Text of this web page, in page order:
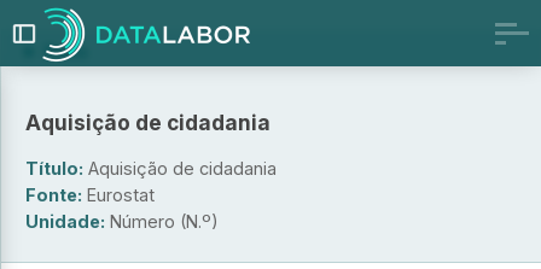
Aquisição de cidadania
Título: Aquisição de cidadania
Fonte: Eurostat
Unidade: Número (N.º)
Sexo
Território